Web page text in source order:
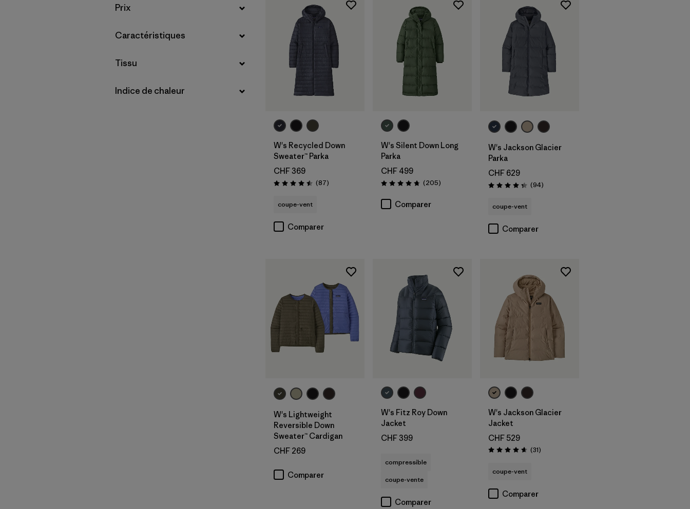
Filtrer par
Prix
Filtrer par
Caractéristiques
Filtrer par
Tissu
Filtrer par
Indice de chaleur
W's Recycled Down
Sweater™ Parka
CHF 369
Évaluation: 4.5 / 5
(87Avis
)
coupe-vent
Comparer
W's Silent Down Long
Parka
CHF 499
Évaluation: 4.8 / 5
(205Avis
)
Comparer
W's Jackson Glacier
Parka
CHF 629
Évaluation: 4.3 / 5
(94Avis
)
coupe-vent
Comparer
W's Lightweight
Reversible Down
Sweater™ Cardigan
CHF 269
Comparer
W's Fitz Roy Down
Jacket
CHF 399
compressible
coupe-vente
Comparer
W's Jackson Glacier
Jacket
CHF 529
Évaluation: 4.6 / 5
(31Avis
)
coupe-vent
Comparer